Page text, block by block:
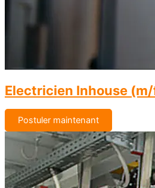
Electricien Inhouse
Postuler maintenant